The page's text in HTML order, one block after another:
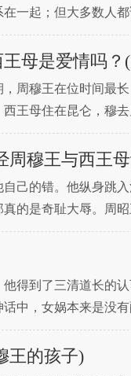
一起；但大多数人
要的介绍。正是因
母是爱情吗
周穆王在位时间最
王母住在昆仑，穆
去找西王母呢？据
周穆王与西王
己的错。他纵身跳
的是奇耻大辱。周
之一是据说他曾经
得到了三清道长的
中，女娲本来是没
应的。如果玉帝真
王的孩子)